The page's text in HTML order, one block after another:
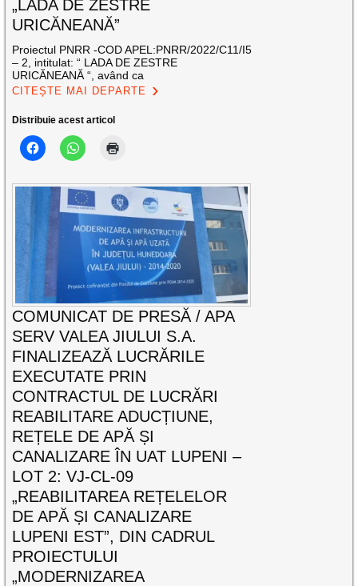
„LADA DE ZESTRE
URICĂNEANĂ”
Proiectul PNRR -COD APEL:PNRR/2022/C11/I5
– 2, intitulat: “ LADA DE ZESTRE
URICĂNEANĂ “, având ca
CITEȘTE MAI DEPARTE
Distribuie acest articol
COMUNICAT DE PRESĂ / APA
SERV VALEA JIULUI S.A.
FINALIZEAZĂ LUCRĂRILE
EXECUTATE PRIN
CONTRACTUL DE LUCRĂRI
REABILITARE ADUCȚIUNE,
REȚELE DE APĂ ȘI
CANALIZARE ÎN UAT LUPENI –
LOT 2: VJ-CL-09
„REABILITAREA REȚELELOR
DE APĂ ȘI CANALIZARE
LUPENI EST”, DIN CADRUL
PROIECTULUI
„MODERNIZAREA